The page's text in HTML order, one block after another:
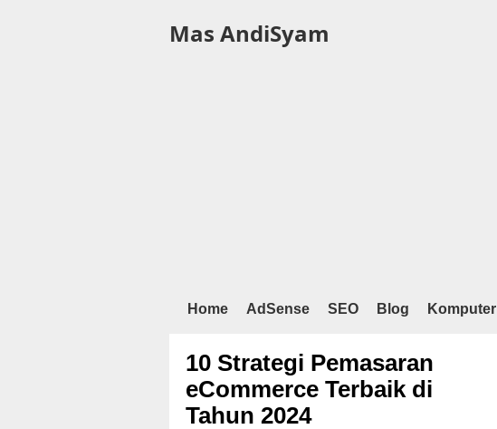
Mas AndiSyam
Home AdSense SEO Blog Komputer
10 Strategi Pemasaran
eCommerce Terbaik di
Tahun 2024